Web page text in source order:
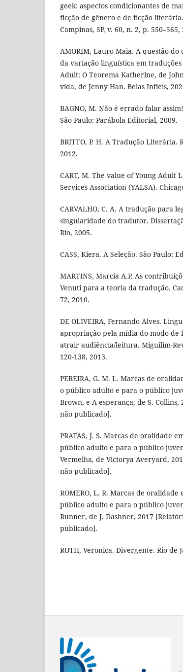
geek: aspectos condicionantes de
ficção de gênero e de ficção
Campinas, SP, v. 60, n. 2, p. 550–565,
AMORIM, Lauro Maia. A questão
da variação linguística em
Adult: O Teorema Katherine, de
vida, de Jenny Han. Belas Infiéis,
BAGNO, M. Não é errado falar
São Paulo: Parábola Editorial, 2009.
BRITTO, P. H. A Tradução Literária.
2012.
CART, M. The value of Young
Services Association (YALSA).
CARVALHO, C. A. A tradução para
singularidade do tradutor.
Rio, 2005.
CASS, Kiera. A Seleção. São Paulo:
MARTINS, Marcia A.P. As
Venuti para a teoria da tradução.
72, 2010.
DE OLIVEIRA, Fernando Alves.
apropriação pela mídia do modo de
atrair audiência/leitura. Miguilim-
120-138, 2013.
PEREIRA, G. M. L. Marcas de
o público adulto e para o público
Brown, e A esperança, de S.
não publicado].
PRATAS, J. S. Marcas de oralidade
público adulto e para o público
Vermelha, de Victorya Averyard,
não publicado].
ROMERO, L. R. Marcas de
público adulto e para o público
Runner, de J. Dashner, 2017
publicado].
ROTH, Veronica. Divergente. Rio de